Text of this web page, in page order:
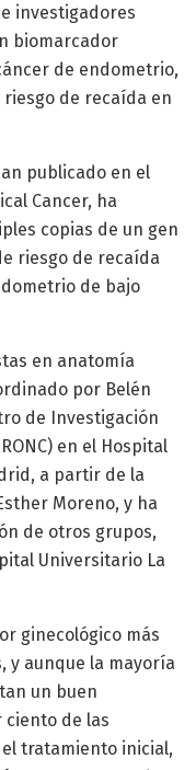
investigadores
biomarcador
de endometrio,
de recaída en
publicado en el
Cancer, ha
copias de un gen
riesgo de recaída
de bajo
en anatomía
por Belén
de Investigación
en el Hospital
a partir de la
Moreno, y ha
de otros grupos,
Universitario La
ginecológico más
y aunque la mayoría
un buen
ciento de las
tratamiento inicial,